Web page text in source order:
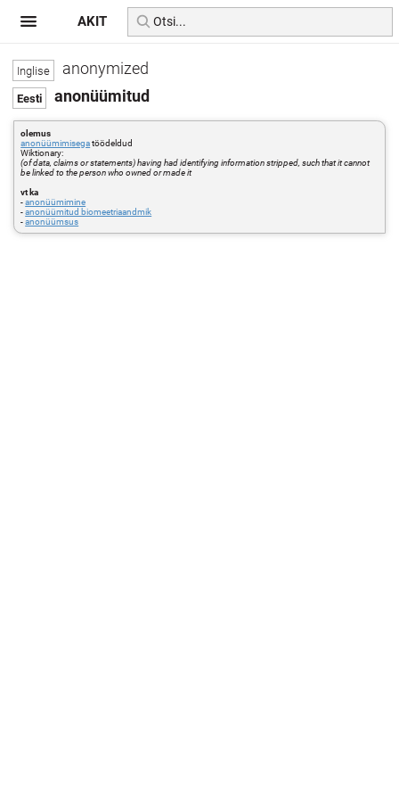
anonymized
anonüümitud
olemus
anonüümimisegatöödeldud
Wiktionary:
(of data, claims or statements) having had identifying information stripped, such that it cannot
be linked to the person who owned or made it
vt ka
-anonüümimine
-anonüümitud biomeetriaandmik
-anonüümsus
AKIT